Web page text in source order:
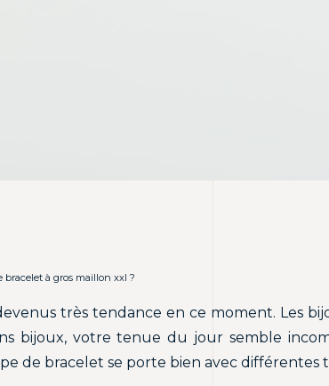
bracelet à gros maillon xxl ?
très tendance en ce moment. Les
bijoux, votre tenue du jour semble
de bracelet se porte bien avec différentes